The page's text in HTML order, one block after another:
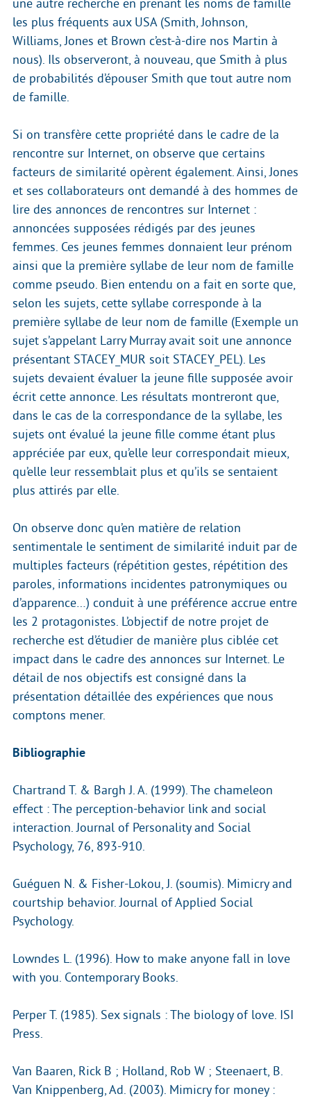
une autre recherche en prenant les noms de famille
les plus fréquents aux USA (Smith, Johnson,
Williams, Jones et Brown c’est-à-dire nos Martin à
nous). Ils observeront, à nouveau, que Smith à plus
de probabilités d’épouser Smith que tout autre nom
de famille.
Si on transfère cette propriété dans le cadre de la
rencontre sur Internet, on observe que certains
facteurs de similarité opèrent également. Ainsi, Jones
et ses collaborateurs ont demandé à des hommes de
lire des annonces de rencontres sur Internet :
annoncées supposées rédigés par des jeunes
femmes. Ces jeunes femmes donnaient leur prénom
ainsi que la première syllabe de leur nom de famille
comme pseudo. Bien entendu on a fait en sorte que,
selon les sujets, cette syllabe corresponde à la
première syllabe de leur nom de famille (Exemple un
sujet s’appelant Larry Murray avait soit une annonce
présentant STACEY_MUR soit STACEY_PEL). Les
sujets devaient évaluer la jeune fille supposée avoir
écrit cette annonce. Les résultats montreront que,
dans le cas de la correspondance de la syllabe, les
sujets ont évalué la jeune fille comme étant plus
appréciée par eux, qu’elle leur correspondait mieux,
qu’elle leur ressemblait plus et qu’ils se sentaient
plus attirés par elle.
On observe donc qu’en matière de relation
sentimentale le sentiment de similarité induit par de
multiples facteurs (répétition gestes, répétition des
paroles, informations incidentes patronymiques ou
d’apparence…) conduit à une préférence accrue entre
les 2 protagonistes. L’objectif de notre projet de
recherche est d’étudier de manière plus ciblée cet
impact dans le cadre des annonces sur Internet. Le
détail de nos objectifs est consigné dans la
présentation détaillée des expériences que nous
comptons mener.
Bibliographie
Chartrand T. & Bargh J. A. (1999). The chameleon
effect : The perception-behavior link and social
interaction. Journal of Personality and Social
Psychology, 76, 893-910.
Guéguen N. & Fisher-Lokou, J. (soumis). Mimicry and
courtship behavior. Journal of Applied Social
Psychology.
Lowndes L. (1996). How to make anyone fall in love
with you. Contemporary Books.
Perper T. (1985). Sex signals : The biology of love. ISI
Press.
Van Baaren, Rick B ; Holland, Rob W ; Steenaert, B.
Van Knippenberg, Ad. (2003). Mimicry for money :